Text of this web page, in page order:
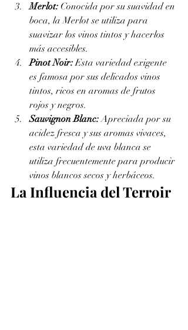
Merlot: Conocida por su suavidad en
boca, la Merlot se utiliza para
suavizar los vinos tintos y hacerlos
más accesibles.
Pinot Noir: Esta variedad exigente
es famosa por sus delicados vinos
tintos, ricos en aromas de frutos
rojos y negros.
Sauvignon Blanc: Apreciada por su
acidez fresca y sus aromas vivaces,
esta variedad de uva blanca se
utiliza frecuentemente para producir
vinos blancos secos y herbáceos.
La Influencia del Terroir